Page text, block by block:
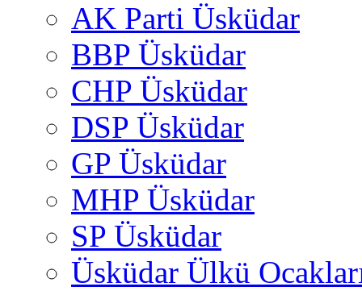
AK Parti Üsküdar
BBP Üsküdar
CHP Üsküdar
DSP Üsküdar
GP Üsküdar
MHP Üsküdar
SP Üsküdar
Üsküdar Ülkü